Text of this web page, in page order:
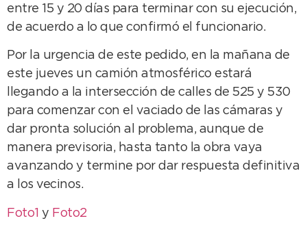
entre 15 y 20 días para terminar con su ejecución,
de acuerdo a lo que confirmó el funcionario.
Por la urgencia de este pedido, en la mañana de
este jueves un camión atmosférico estará
llegando a la intersección de calles de 525 y 530
para comenzar con el vaciado de las cámaras y
dar pronta solución al problema, aunque de
manera previsoria, hasta tanto la obra vaya
avanzando y termine por dar respuesta definitiva
a los vecinos.
Foto1 y Foto2